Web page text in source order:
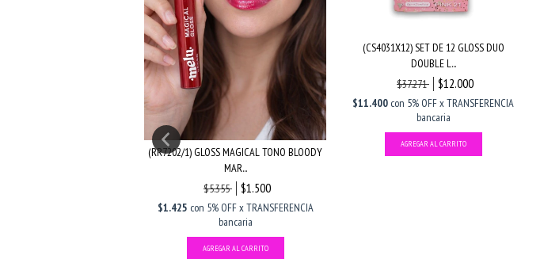
(RR7202/1) GLOSS MAGICAL TONO BLOODY
MAR...
$5.355
$1.500
$1.425 con 5% OFF x TRANSFERENCIA
bancaria
(CS4031X12) SET DE 12 GLOSS DUO
DOUBLE L...
$37.271
$12.000
$11.400 con 5% OFF x TRANSFERENCIA
bancaria